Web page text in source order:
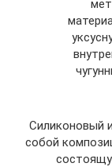
Cиликоновый
собой